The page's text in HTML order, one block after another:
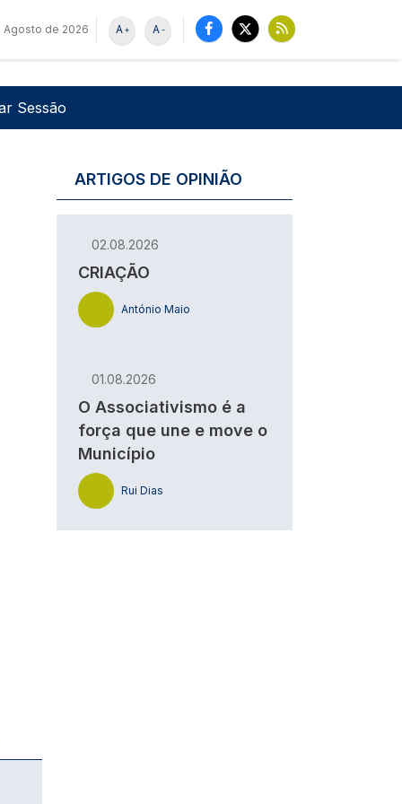
Agosto de 2026 -
A
+
A
de utilizador
Sessão
ARTIGOS DE OPINIÃO
02.08.2026
CRIAÇÃO
António Maio
01.08.2026
O Associativismo é a
força que une e move o
Município
Rui Dias